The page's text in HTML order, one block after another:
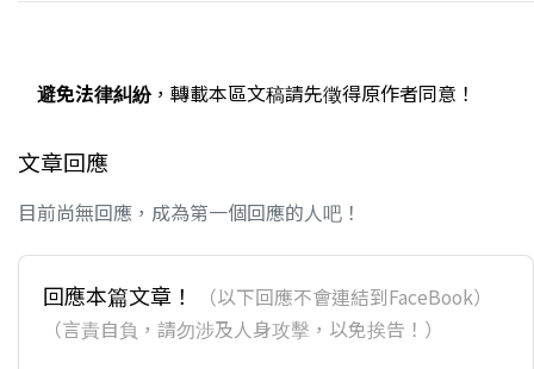
避免法律糾紛，轉載本區文稿請先徵得原作者同意！
文章回應
目前尚無回應，成為第一個回應的人吧！
回應本篇文章！
（以下回應不會連結到FaceBook）
（言責自負，請勿涉及人身攻擊，以免挨告！）